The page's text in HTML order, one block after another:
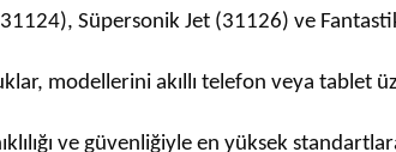
Süpersonik Jet (31126) ve
modellerini akıllı telefon veya
ve güvenliğiyle en yüksek